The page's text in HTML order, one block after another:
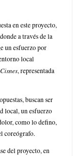
en este proyecto,
a través de la
un esfuerzo por
local
, representada
buscan ser
local, un esfuerzo
como lo defino,
coreógrafo.
del proyecto, en